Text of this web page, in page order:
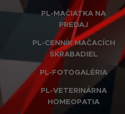
PL-MAČIATKA NA
PREDAJ
PL-CENNÍK MAČACÍCH
ŠKRABADIEL
PL-FOTOGALÉRIA
PL-VETERINÁRNA
HOMEOPATIA